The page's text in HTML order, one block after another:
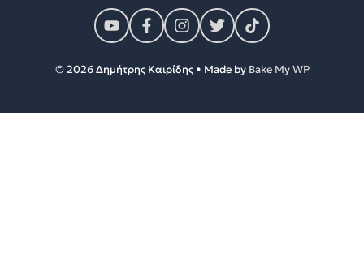
© 2026 Δημήτρης Καιρίδης • Made by Bake My WP